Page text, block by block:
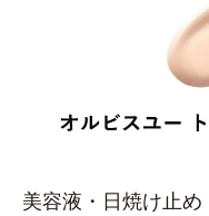
美容液・日焼け止